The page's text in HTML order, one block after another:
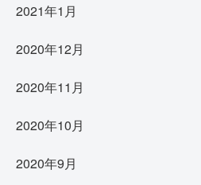
2021年1月
2020年12月
2020年11月
2020年10月
2020年9月